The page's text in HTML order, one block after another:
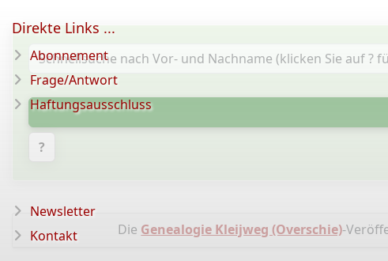
?
Die Genealogie Kleijweg (Overschie)-
Direkte Links ...
Abonnement
Frage/Antwort
Haftungsausschluss
Newsletter
Kontakt